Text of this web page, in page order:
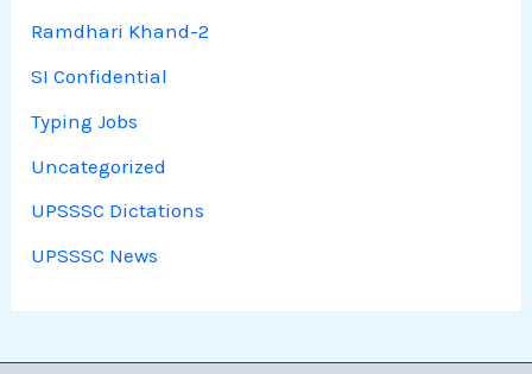
Ramdhari Khand-2
SI Confidential
Typing Jobs
Uncategorized
UPSSSC Dictations
UPSSSC News